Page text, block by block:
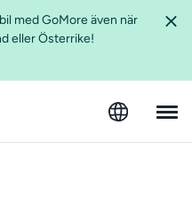
med GoMore även när
eller Österrike!